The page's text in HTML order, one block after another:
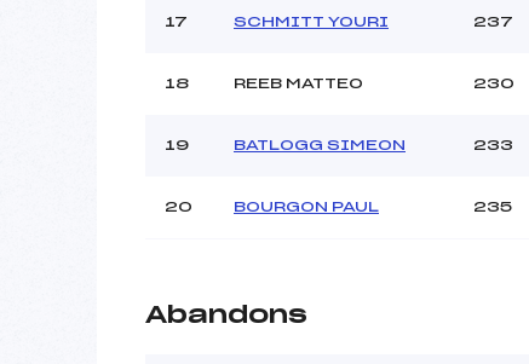
17 SCHMITT YOURI 237
18 REEB MATTEO 230
19 BATLOGG SIMEON 233
20 BOURGON PAUL 235
Abandons